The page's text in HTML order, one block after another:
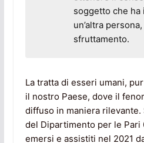
soggetto che
un’altra
sfruttamento.
La tratta di esseri umani,
il nostro Paese, dove il
diffuso in maniera rilevante.
del Dipartimento per le Pari
emersi e assistiti nel 2021